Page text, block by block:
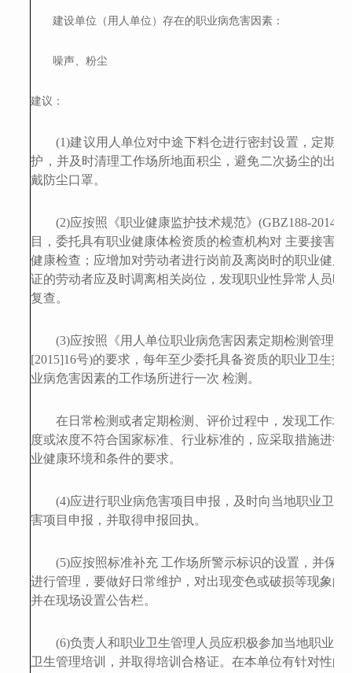
建设单位（用人单位）存在的职业病危害因素：
噪声、粉尘
建议：
(1)建议用人单位对中途下料仓进行密封设置，定期
护，并及 时清理工作场所地面积尘，避免二次扬尘的出现
戴防尘口罩。
(2)应按照《职业健康监护技术规范》(GBZ188-2014)
目，委托具有职业健康体检资质的检查机构对 主要接害岗
健康检查；应增加对劳动者进行岗前及离岗时的职业健康
证的劳动者应及时调离相关岗位，发现职业性异常人员时
复查。
(3)应按照《用人单位职业病危害因素定期检测管理规
[2015]16号)的要求，每年至少委托具备资质的职业卫生技
业病危害因素的工作场所进行一次 检测。
在日常检测或者定期检测、评价过程中，发现工作场
度或浓度不符合国家标准、行业标准的，应采取措施进行
业健康环境和条件的要求。
(4)应进行职业病危害项目申报，及时向当地职业卫生
害项目申报，并取得申报回执。
(5)应按照标准补充 工作场所警示标识的设置，并保
进行管理，要做好日常维护，对出现变色或破损等现象的
并在现场设置公告栏。
(6)负责人和职业卫生管理人员应积极参加当地职业卫
卫生管理培训， 并取得培训合格证。在本单位有针对性的